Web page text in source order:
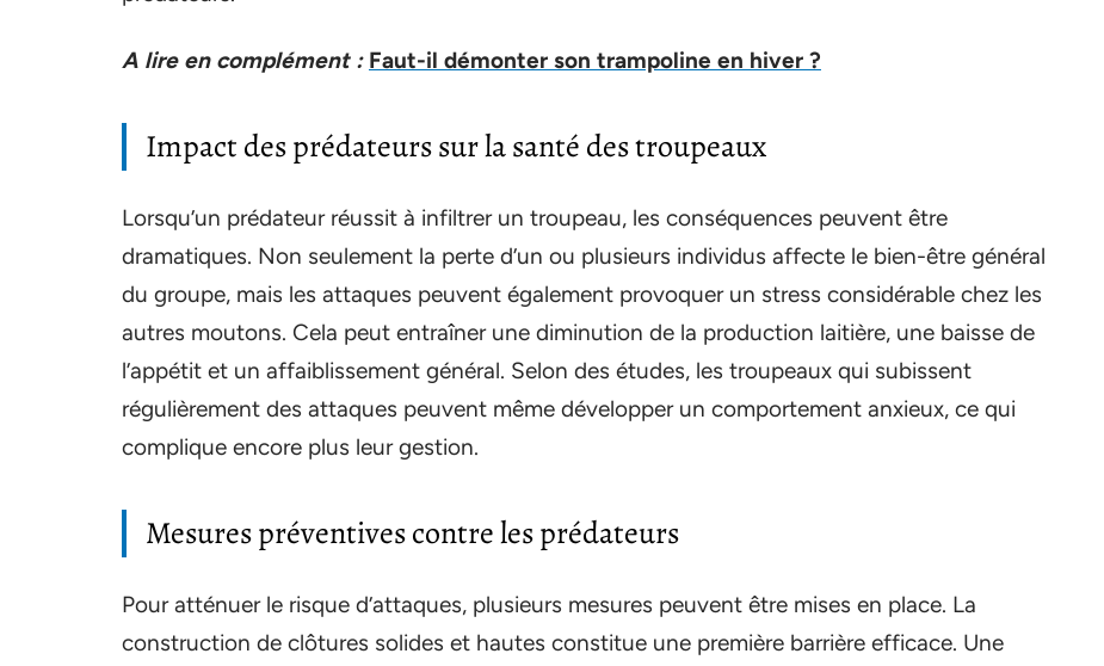
A lire en complément : Faut-il démonter son trampoline en hiver ?
Impact des prédateurs sur la santé des troupeaux
Lorsqu’un prédateur réussit à infiltrer un troupeau, les conséquences peuvent être
dramatiques. Non seulement la perte d’un ou plusieurs individus affecte le bien-être général
du groupe, mais les attaques peuvent également provoquer un stress considérable chez les
autres moutons. Cela peut entraîner une diminution de la production laitière, une baisse de
l’appétit et un affaiblissement général. Selon des études, les troupeaux qui subissent
régulièrement des attaques peuvent même développer un comportement anxieux, ce qui
complique encore plus leur gestion.
Mesures préventives contre les prédateurs
Pour atténuer le risque d’attaques, plusieurs mesures peuvent être mises en place. La
construction de clôtures solides et hautes constitue une première barrière efficace. Une